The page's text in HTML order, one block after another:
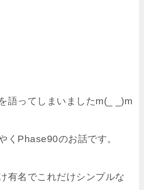
語ってしまいましたm(_ _)m
くPhase90のお話です。
有名でこれだけシンプルな